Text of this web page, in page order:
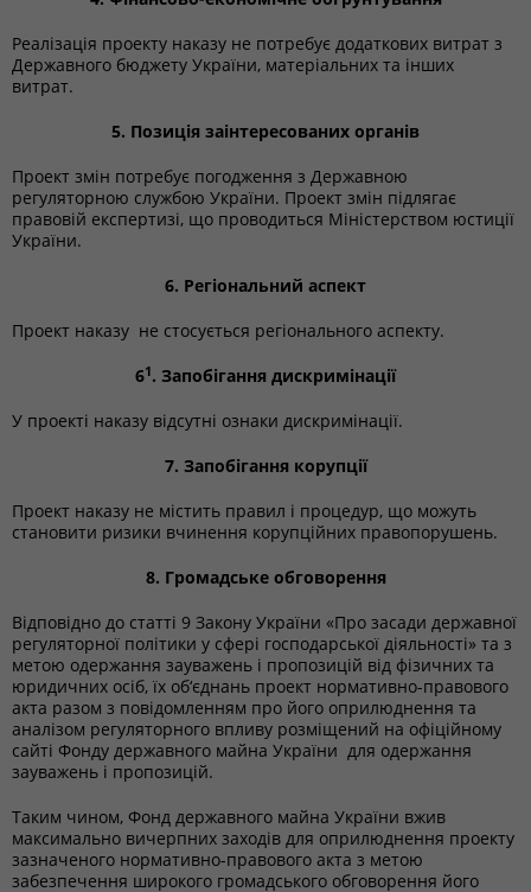
Реалізація проекту наказу не потребує додаткових витрат з
Державного бюджету України, матеріальних та інших
витрат.
5. Позиція заінтересованих органів
Проект змін потребує погодження з Державною
регуляторною службою України. Проект змін підлягає
правовій експертизі, що проводиться Міністерством юстиції
України.
6. Регіональний аспект
Проект наказу не стосується регіонального аспекту.
61. Запобігання дискримінації
У проекті наказу відсутні ознаки дискримінації.
7. Запобігання корупції
Проект наказу не містить правил і процедур, що можуть
становити ризики вчинення корупційних правопорушень.
8. Громадське обговорення
Відповідно до статті 9 Закону України «Про засади державної
регуляторної політики у сфері господарської діяльності» та з
метою одержання зауважень і пропозицій від фізичних та
юридичних осіб, їх об‘єднань проект нормативно-правового
акта разом з повідомленням про його оприлюднення та
аналізом регуляторного впливу розміщений на офіційному
сайті Фонду державного майна України для одержання
зауважень і пропозицій.
Таким чином, Фонд державного майна України вжив
максимально вичерпних заходів для оприлюднення проекту
зазначеного нормативно-правового акта з метою
забезпечення широкого громадського обговорення його